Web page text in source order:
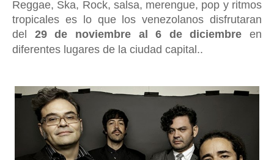
Reggae, Ska, Rock, salsa, merengue, pop y ritmos
tropicales es lo que los venezolanos disfrutaran
del
29 de noviembre al 6 de diciembre
en
diferentes lugares de la ciudad capital..